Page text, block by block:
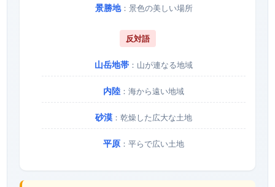
景勝地：景色の美しい場所
反対語
山岳地帯 ：山が連なる地域
内陸 ：海から遠い地域
砂漠 ：乾燥した広大な土地
平原 ：平らで広い土地